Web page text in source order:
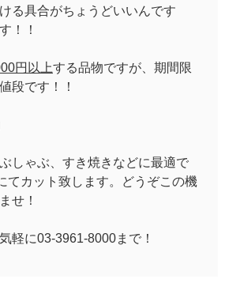
る具合がちょうどいいんです
！！
円以上する品物ですが、期間限
段です！！
しゃぶ、すき焼きなどに最適で
てカット致します。どうぞこの機
せ！
軽に03-3961-8000まで！